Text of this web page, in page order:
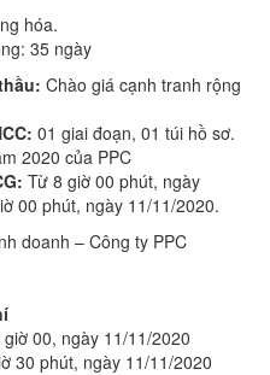
hóa.
35 ngày
Chào giá cạnh tranh rộng
01 giai đoạn, 01 túi hồ sơ.
2020 của PPC
Từ 8 giờ 00 phút, ngày
00 phút, ngày 11/11/2020.
doanh – Công ty PPC
giờ 00, ngày 11/11/2020
30 phút, ngày 11/11/2020